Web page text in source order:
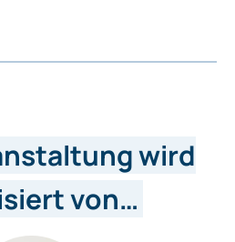
wird
von…